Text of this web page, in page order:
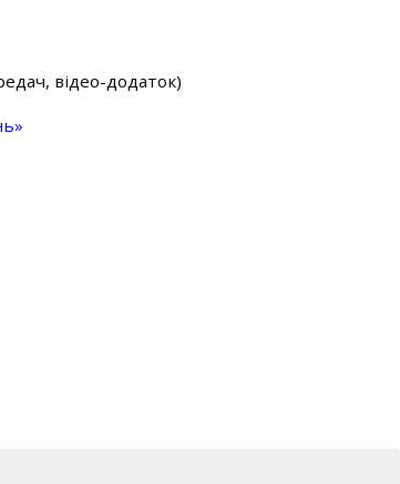
відео-додаток)